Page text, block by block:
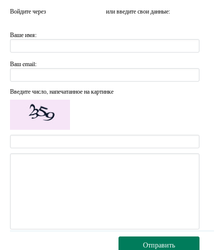
Войдите через или введите свои данные:
Ваше имя:
Ваш email:
Введите число, напечатанное на картинке
Отправить